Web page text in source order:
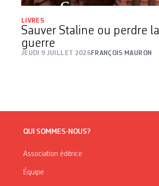
LIVRES
Sauver Staline ou perdre la
guerre
JEUDI 9 JUILLET 2026 FRANÇOIS MAURON
QUI SOMMES-NOUS?
Association éditrice
Équipe